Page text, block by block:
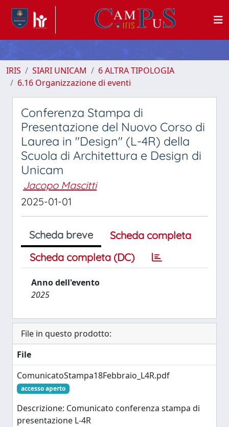
IRIS SIARI UNICAM
6 ALTRA TIPOLOGIA
6.16 Organizzazione di eventi
Conferenza Stampa di
Presentazione del Nuovo Corso di
Laurea in "Design" (L-4R) della
Scuola di Architettura e Design di
Unicam
Jacopo Mascitti
2025-01-01
Scheda breve
Scheda completa
Scheda completa (DC)
Anno dell'evento
2025
File in questo prodotto:
File
ComunicatoStampa18Febbraio_L4R.pdf
accesso aperto
Descrizione: Comunicato conferenza stampa di
presentazione L-4R